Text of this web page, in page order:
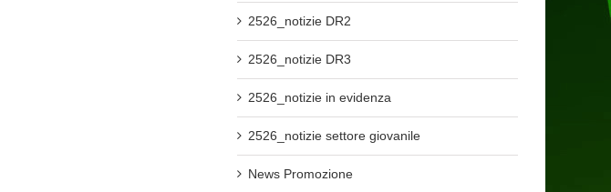
2526_notizie DR2
2526_notizie DR3
2526_notizie in evidenza
2526_notizie settore giovanile
News Promozione